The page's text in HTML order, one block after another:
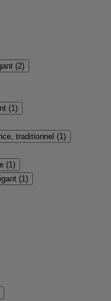
(2)
(1 )
traditionnel (1 )
(1 )
(1 )